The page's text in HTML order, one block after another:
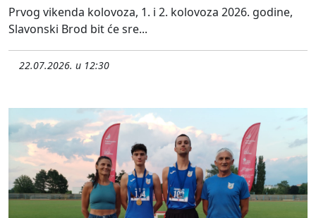
Prvog vikenda kolovoza, 1. i 2. kolovoza 2026. godine,
Slavonski Brod bit će sre...
22.07.2026. u 12:30